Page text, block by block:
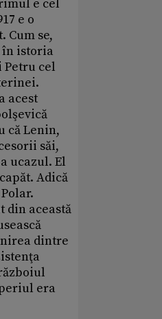
e cel
e o
Cum se,
în istoria
Petru cel
acest
că Lenin,
săi,
ucazul. El
Adică
din această
dintre
era